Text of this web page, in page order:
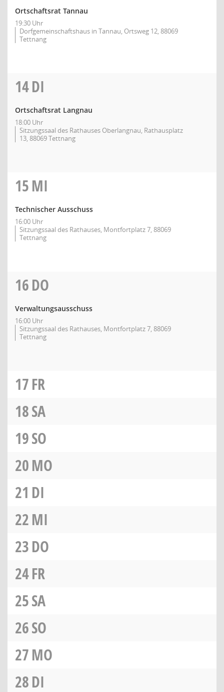
Ortschaftsrat Tannau
19:30 Uhr
Dorfgemeinschaftshaus in Tannau, Ortsweg 12, 88069
Tettnang
14DI
Ortschaftsrat Langnau
18:00 Uhr
Sitzungssaal des Rathauses Oberlangnau, Rathausplatz
13, 88069 Tettnang
15MI
Technischer Ausschuss
16:00 Uhr
Sitzungssaal des Rathauses, Montfortplatz 7, 88069
Tettnang
16DO
Verwaltungsausschuss
16:00 Uhr
Sitzungssaal des Rathauses, Montfortplatz 7, 88069
Tettnang
17FR
18SA
19SO
20MO
21 DI
22MI
23DO
24FR
25SA
26SO
27MO
28DI